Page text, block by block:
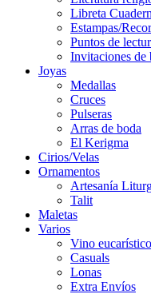
Libreta
Estampas/
Puntos de
Invitaciones de
Joyas
Medallas
Cruces
Pulseras
Arras de boda
El Kerigma
Cirios/Velas
Ornamentos
Artesanía
Talit
Maletas
Varios
Vino eucarístico
Casuals
Lonas
Extra Envíos